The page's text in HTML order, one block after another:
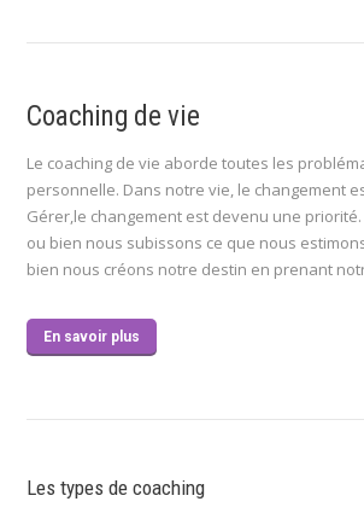
Coaching de vie
Le coaching de vie aborde toutes les
personnelle. Dans notre vie, le changement
Gérer,le changement est devenu une
ou bien nous subissons ce que nous
bien nous créons notre destin en prenant
En savoir plus
Les types de coaching